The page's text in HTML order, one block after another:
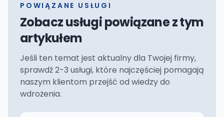
POWIĄZANE USŁUGI
Zobacz usługi powiązane z tym
artykułem
Jeśli ten temat jest aktualny dla Twojej firmy,
sprawdź 2-3 usługi, które najczęściej pomagają
naszym klientom przejść od wiedzy do
wdrożenia.